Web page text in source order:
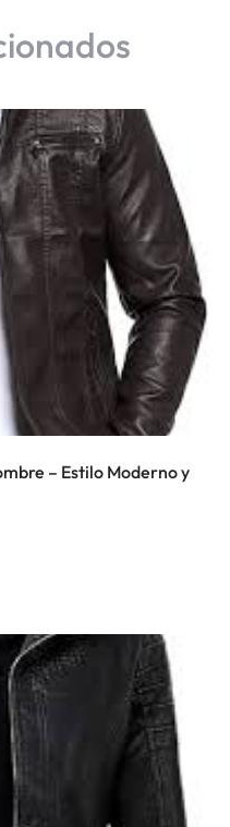
– Estilo Moderno y